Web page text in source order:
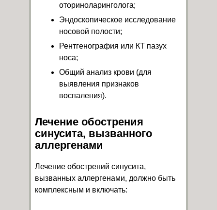
оториноларинголога;
Эндоскопическое исследование
носовой полости;
Рентгенография или КТ пазух
носа;
Общий анализ крови (для
выявления признаков
воспаления).
Лечение обострения
синусита, вызванного
аллергенами
Лечение обострений синусита,
вызванных аллергенами, должно быть
комплексным и включать: